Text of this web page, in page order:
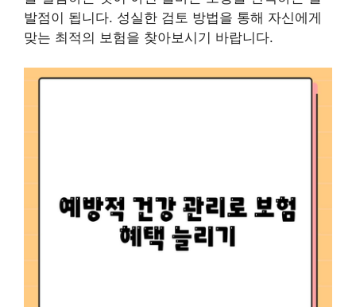
발점이 됩니다. 성실한 검토 방법을 통해 자신에게
맞는 최적의 보험을 찾아보시기 바랍니다.